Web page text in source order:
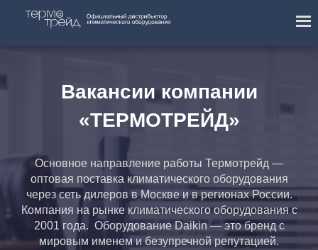
Вакансии компании
«ТЕРМОТРЕЙД»
Основное направление работы Термотрейд —
оптовая поставка климатического оборудования
через сеть дилеров в Москве и в регионах России.
Компания на рынке климатического оборудования с
2001 года. Оборудование Daikin — это бренд с
мировым именем и безупречной репутацией.